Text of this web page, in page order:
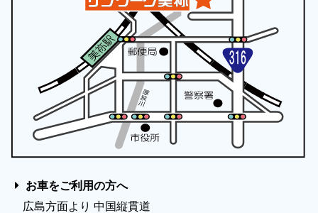
お車をご利用の方へ
広島方面より 中国縦貫道